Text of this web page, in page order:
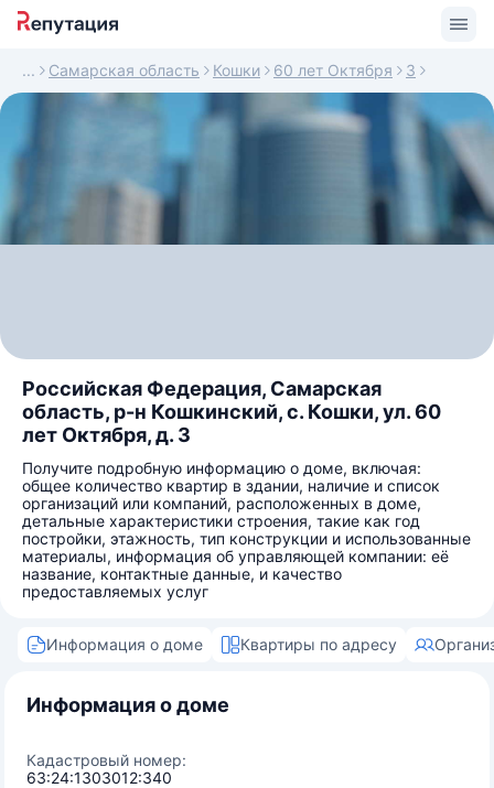
Самарская область Кошки 60 лет Октября 3
Российская Федерация, Самарская
область, р-н Кошкинский, с. Кошки, ул. 60
лет Октября, д. 3
Получите подробную информацию о доме, включая:
общее количество квартир в здании, наличие и список
организаций или компаний, расположенных в доме,
детальные характеристики строения, такие как год
постройки, этажность, тип конструкции и использованные
материалы, информация об управляющей компании: её
название, контактные данные, и качество
предоставляемых услуг
Информация о доме Квартиры по адресу
Информация о доме
Кадастровый номер:
63:24:1303012:340